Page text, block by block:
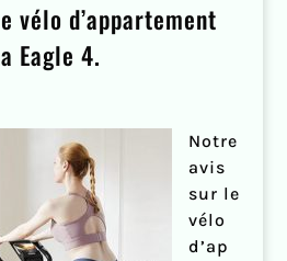
vélo d’appartement
Eagle 4.
Notre
avis
sur le
vélo
d’ap